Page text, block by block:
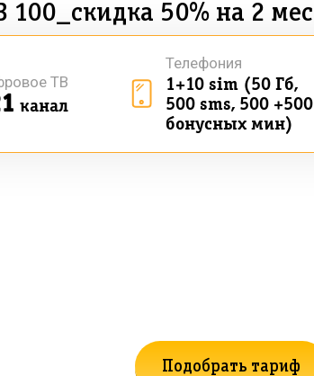
50% на 2 мес
канал
ТВ
1+10 sim (50 Гб,
500 sms, 500 +500
бонусных мин)
Телефония
Подобрать тариф